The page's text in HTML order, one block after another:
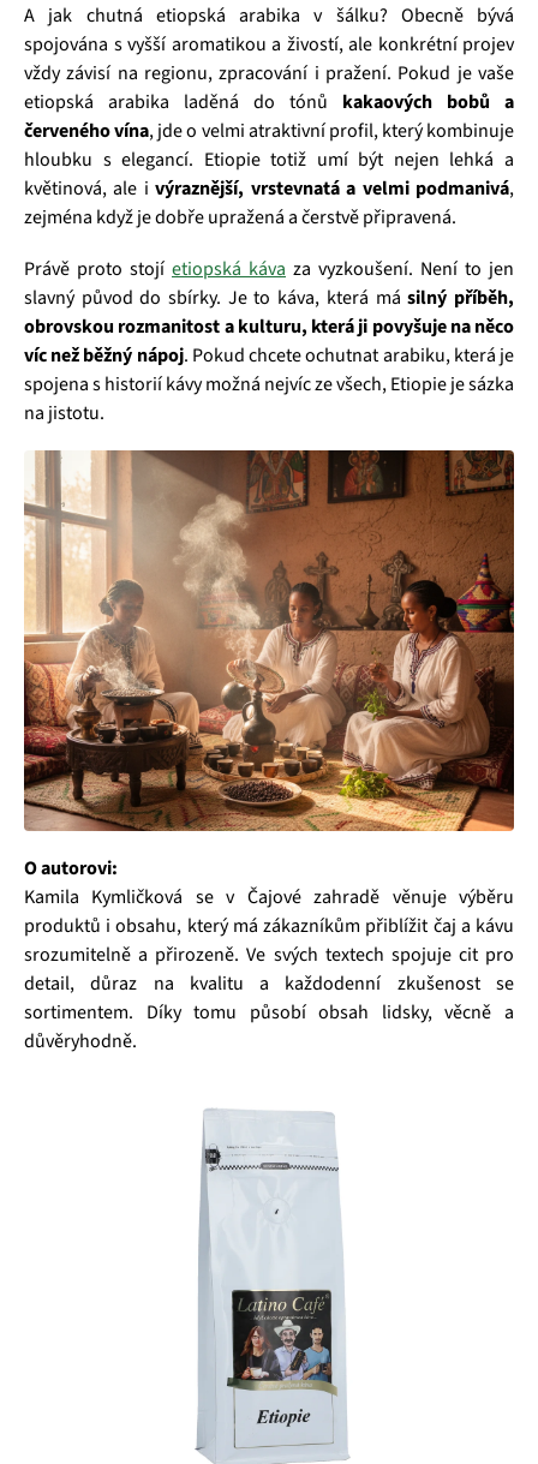
A jak chutná etiopská arabika v šálku? Obecně bývá
spojována s vyšší aromatikou a živostí, ale konkrétní projev
vždy závisí na regionu, zpracování i pražení. Pokud je vaše
etiopská arabika laděná do tónů kakaových bobů a
červeného vína, jde o velmi atraktivní profil, který kombinuje
hloubku s elegancí. Etiopie totiž umí být nejen lehká a
květinová, ale ivýraznější, vrstevnatá a velmi podmanivá,
zejména když je dobře upražená a čerstvě připravená.
Právě proto stojí etiopská káva za vyzkoušení. Není to jen
slavný původ do sbírky. Je to káva, která másilný příběh,
obrovskou rozmanitost a kulturu, která ji povyšuje na něco
víc než běžný nápoj. Pokud chcete ochutnat arabiku, která je
spojena s historií kávy možná nejvíc ze všech, Etiopie je sázka
na jistotu.
O autorovi:
Kamila Kymličková se v Čajové zahradě věnuje výběru
produktů i obsahu, který má zákazníkům přiblížit čaj a kávu
srozumitelně a přirozeně. Ve svých textech spojuje cit pro
detail, důraz na kvalitu a každodenní zkušenost se
sortimentem. Díky tomu působí obsah lidsky, věcně a
důvěryhodně.